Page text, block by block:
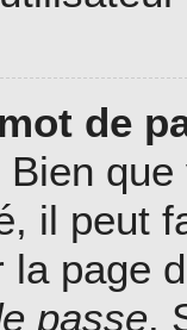
de
il peut
la page
passe.